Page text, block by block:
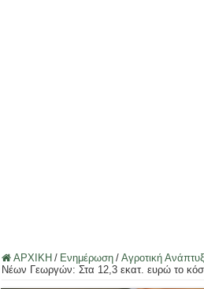
ΑΡΧΙΚΗ / Ενημέρωση / Αγροτική
Νέων Γεωργών: Στα 12,3 εκατ. ευρώ το